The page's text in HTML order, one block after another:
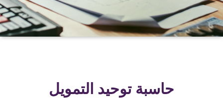
حاسبة توحيد التمويل